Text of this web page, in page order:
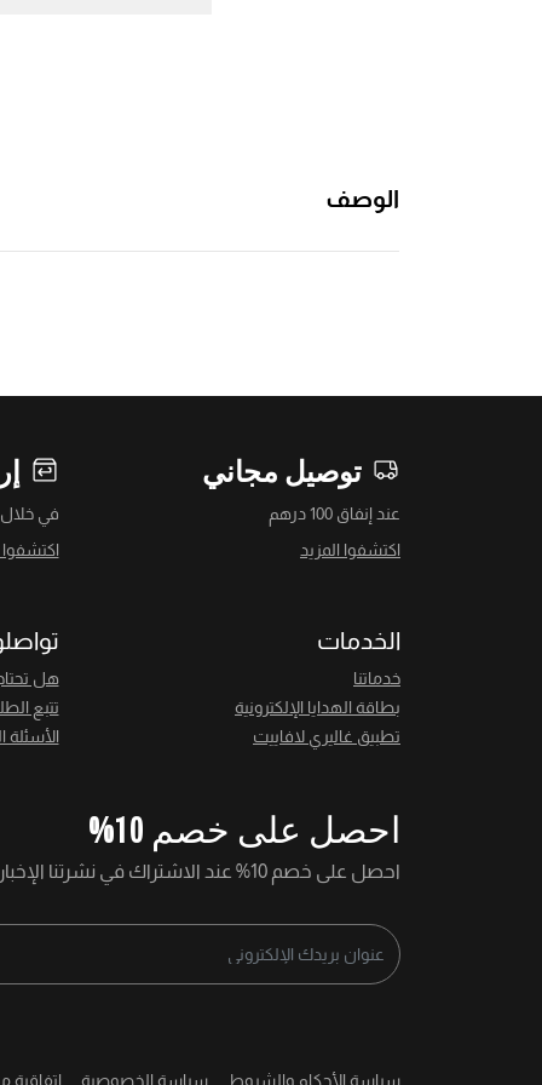
الوصف
توصيل مجاني
عند إنفاق 100 درهم
اكتشفوا المزيد
في خلال 14
اكتشفوا
الخدمات
خدماتنا
بطاقة الهدايا الإلكترونية
تطبيق غاليري لافاييت
هل
تتبع
الأسئلة
احصل على خصم 10%
احصل على خصم 10% عند الاشتراك في نشرتنا الإخبارية
سياسة الأحكام والشروط سياسة الخصوصية اتفاقية